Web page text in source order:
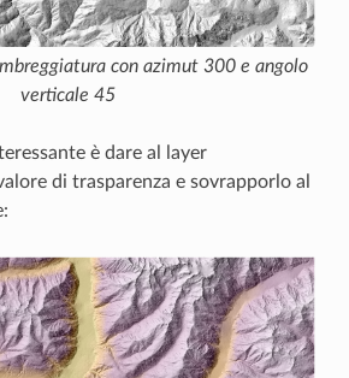
con azimut 300 e angolo
verticale 45
è dare al layer
di trasparenza e sovrapporlo al